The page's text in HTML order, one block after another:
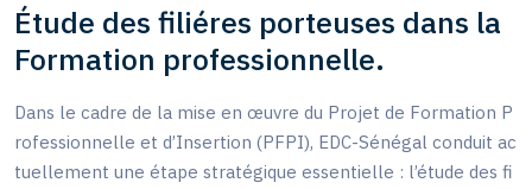
Étude des filiéres porteuses dans la
Formation professionnelle.
Dans le cadre de la mise en œuvre du Projet de Formation P
rofessionnelle et d’Insertion (PFPI), EDC-Sénégal conduit ac
tuellement une étape stratégique essentielle : l’étude des fi